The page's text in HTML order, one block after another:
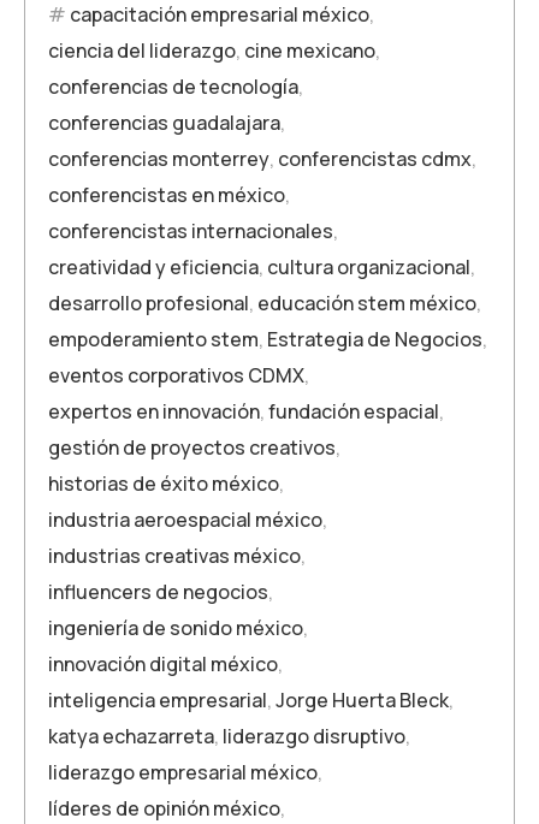
capacitación empresarial méxico,
ciencia del liderazgo, cine mexicano,
conferencias de tecnología,
conferencias guadalajara,
conferencias monterrey, conferencistas cdmx,
conferencistas en méxico,
conferencistas internacionales,
creatividad y eficiencia, cultura organizacional,
desarrollo profesional, educación stem méxico,
empoderamiento stem, Estrategia de Negocios,
eventos corporativos CDMX,
expertos en innovación,fundación espacial,
gestión de proyectos creativos,
historias de éxito méxico,
industria aeroespacial méxico,
industrias creativas méxico,
influencers de negocios,
ingeniería de sonido méxico,
innovación digital méxico,
inteligencia empresarial,Jorge Huerta Bleck,
katya echazarreta, liderazgo disruptivo,
liderazgo empresarial méxico,
líderes de opinión méxico,